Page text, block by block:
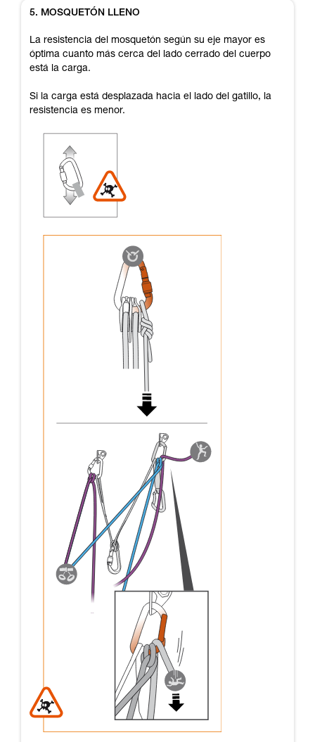
5. MOSQUETÓN LLENO
La resistencia del mosquetón según su eje mayor es
óptima cuanto más cerca del lado cerrado del cuerpo
está la carga.
Si la carga está desplazada hacia el lado del gatillo, la
resistencia es menor.